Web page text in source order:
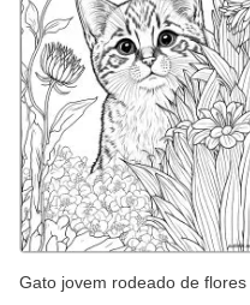
Gato jovem rodeado de flores